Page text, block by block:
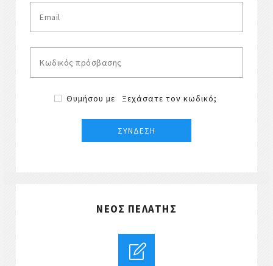
Θυμήσου με Ξεχάσατε τον κωδικό;
ΝΈΟΣ ΠΕΛΆΤΗΣ